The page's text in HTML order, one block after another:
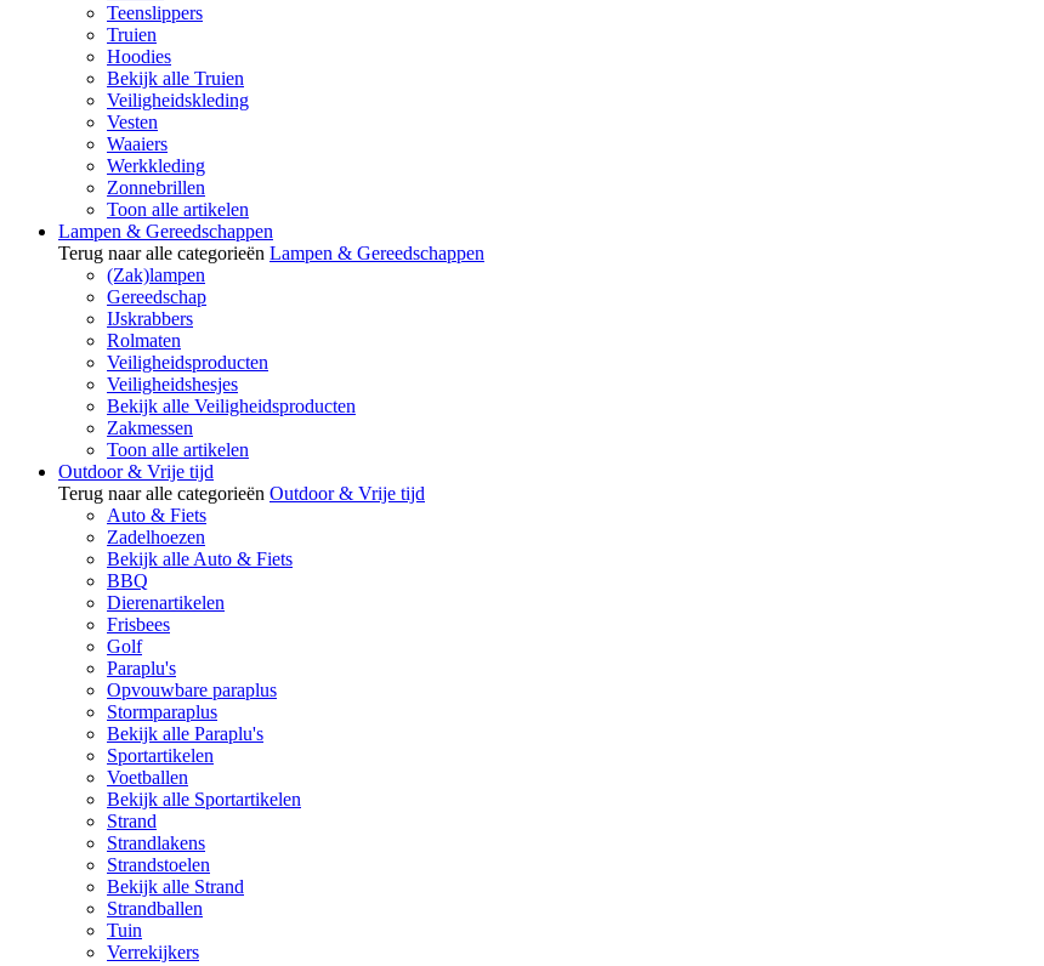
Teenslippers
Truien
Hoodies
Bekijk alle Truien
Veiligheidskleding
Vesten
Waaiers
Werkkleding
Zonnebrillen
Toon alle artikelen
Lampen & Gereedschappen
Terug naar alle categorieën Lampen & Gereedschappen
(Zak)lampen
Gereedschap
IJskrabbers
Rolmaten
Veiligheidsproducten
Veiligheidshesjes
Bekijk alle Veiligheidsproducten
Zakmessen
Toon alle artikelen
Outdoor & Vrije tijd
Terug naar alle categorieën Outdoor & Vrije tijd
Auto & Fiets
Zadelhoezen
Bekijk alle Auto & Fiets
BBQ
Dierenartikelen
Frisbees
Golf
Paraplu's
Opvouwbare paraplus
Stormparaplus
Bekijk alle Paraplu's
Sportartikelen
Voetballen
Bekijk alle Sportartikelen
Strand
Strandlakens
Strandstoelen
Bekijk alle Strand
Strandballen
Tuin
Verrekijkers